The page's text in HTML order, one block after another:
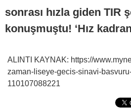
sonrası hızla giden TIR
konuşmuştu! ‘Hız
ALINTI KAYNAK: https://
zaman-liseye-gecis-sinavi-
110107088221